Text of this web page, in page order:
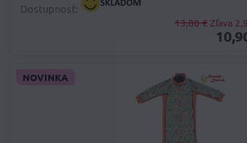
Dostupnosť:
13,80 €Zľava
NOVINKA